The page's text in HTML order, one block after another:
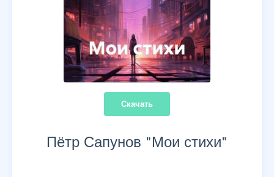
Скачать
Пётр Сапунов "Мои стихи"